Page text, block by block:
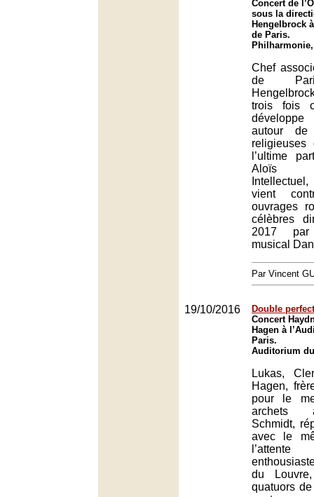
Concert de
sous la
Hengelbrock
de Paris.
Chef
de
trois fois
autour
l’ultime
Aloïs
vient
ouvrages
célèbres
2017
musical
Par Vincent
19/10/2016
Double
Concert
Hagen à
Paris.
Auditorium
Lukas,
Hagen,
pour le
archets
Schmidt,
avec le
du
quatuors